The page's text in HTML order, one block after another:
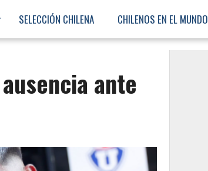
SELECCIÓN CHILENA CHILENOS EN EL MUNDO
ante